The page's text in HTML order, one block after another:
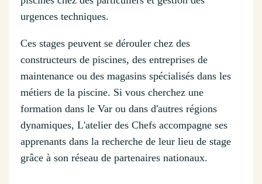
urgences techniques.
Ces stages peuvent se dérouler chez des
constructeurs de piscines, des entreprises de
maintenance ou des magasins spécialisés dans les
métiers de la piscine. Si vous cherchez une
formation dans le Var ou dans d'autres régions
dynamiques, L'atelier des Chefs accompagne ses
apprenants dans la recherche de leur lieu de stage
grâce à son réseau de partenaires nationaux.